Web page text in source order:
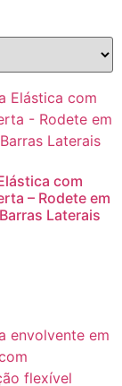
com
– Rodete em
Laterais